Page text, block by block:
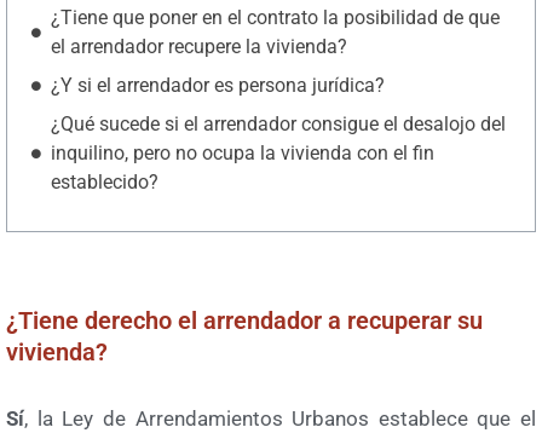
¿Tiene que poner en el contrato la posibilidad de que
el arrendador recupere la vivienda?
¿Y si el arrendador es persona jurídica?
¿Qué sucede si el arrendador consigue el desalojo del
inquilino, pero no ocupa la vivienda con el fin
establecido?
¿Tiene derecho el arrendador a recuperar su
vivienda?
Sí, la Ley de Arrendamientos Urbanos establece que el